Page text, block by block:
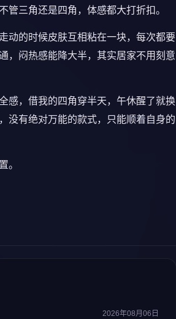
三角还是四角，体感都大打折扣。
动的时候皮肤互相粘在一块，每次都要
，闷热感能降大半，其实居家不用刻意
感，借我的四角穿半天，午休醒了就换
没有绝对万能的款式，只能顺着自身的
。
2026年08月06日